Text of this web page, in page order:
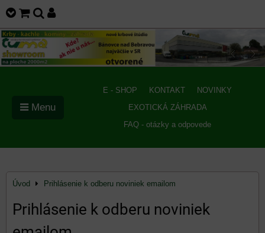
E - SHOP KONTAKT
NOVINKY
EXOTICKÁ ZÁHRADA
FAQ - otázky a odpovede
Menu
Úvod Prihlásenie k odberu noviniek emailom
Prihlásenie k odberu noviniek